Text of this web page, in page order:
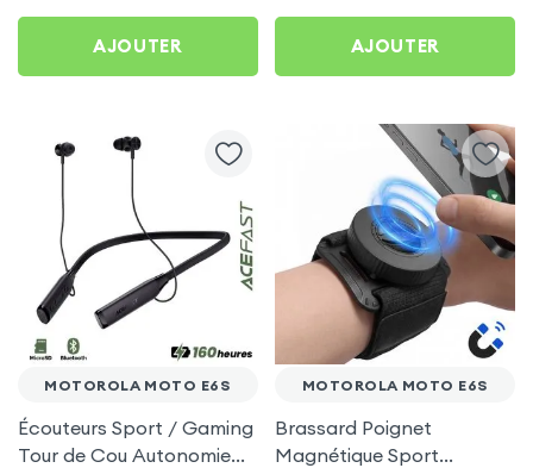
AJOUTER AJOUTER
MOTOROLA MOTO E6S
Écouteurs Sport / Gaming
Tour de Cou Autonomie
MOTOROLA MOTO E6S
Brassard Poignet
Magnétique Sport